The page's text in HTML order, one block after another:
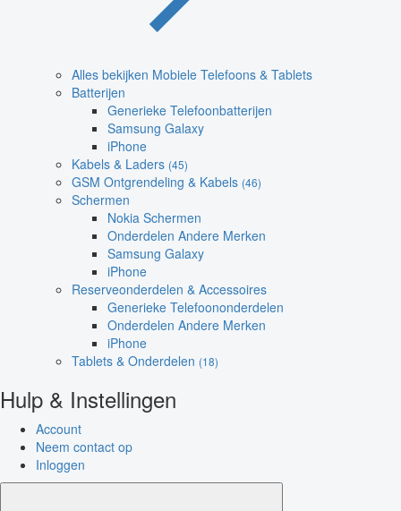
Alles bekijken Mobiele Telefoons & Tablets
Batterijen
Generieke Telefoonbatterijen
Samsung Galaxy
iPhone
Kabels & Laders (45)
GSM Ontgrendeling & Kabels (46)
Schermen
Nokia Schermen
Onderdelen Andere Merken
Samsung Galaxy
iPhone
Reserveonderdelen & Accessoires
Generieke Telefoononderdelen
Onderdelen Andere Merken
iPhone
Tablets & Onderdelen (18)
Hulp & Instellingen
Account
Neem contact op
Inloggen